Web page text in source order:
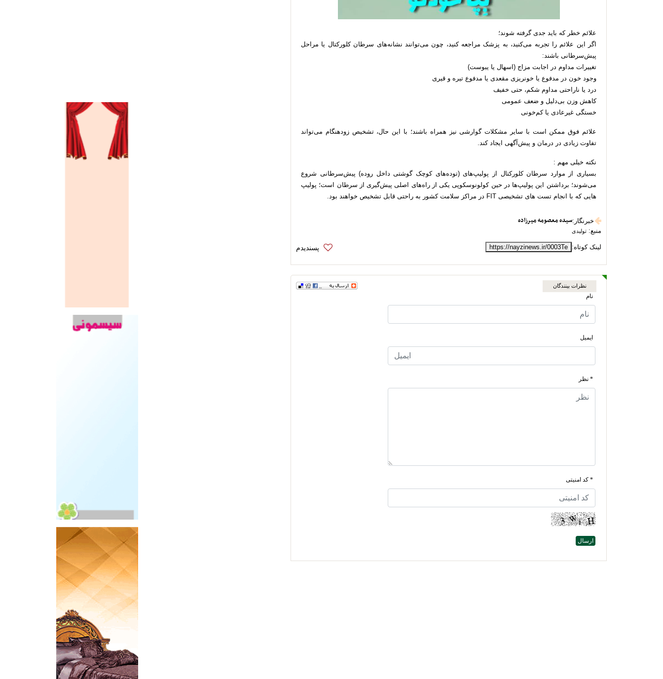
علائم خطر که باید جدی گرفته شوند؛
اگر این علائم را تجربه می‌کنید، به پزشک مراجعه کنید، چون می‌توانند نشانه‌های سرطان کلورکتال یا مراحل
پیش‌سرطانی باشند:
تغییرات مداوم در اجابت مزاج (اسهال یا یبوست)
وجود خون در مدفوع یا خونریزی مقعدی یا مدفوع تیره و قیری
درد یا ناراحتی مداوم شکم، حتی خفیف
کاهش وزن بی‌دلیل و ضعف عمومی
خستگی غیرعادی یا کم‌خونی
علائم فوق ممکن است با سایر مشکلات گوارشی نیز همراه باشند؛ با این حال، تشخیص زودهنگام می‌تواند
تفاوت زیادی در درمان و پیش‌آگهی ایجاد کند.
نکته خیلی مهم :
بسیاری از موارد سرطان کلورکتال از پولیپ‌های (توده‌های کوچک گوشتی داخل روده) پیش‌سرطانی شروع
می‌شوند؛ برداشتن این پولیپ‌ها در حین کولونوسکوپی یکی از راه‌های اصلی پیش‌گیری از سرطان است؛ پولیپ
هایی که با انجام تست های تشخیصی FIT در مراکز سلامت کشور به راحتی قابل تشخیص خواهند بود.
خبرنگار :سیده معصومه میرزاده
منبع: تولیدی
لینک کوتاه: https://nayzinews.ir/0003Te
نظرات بینندگان
نام
ایمیل
* نظر
* کد امنیتی